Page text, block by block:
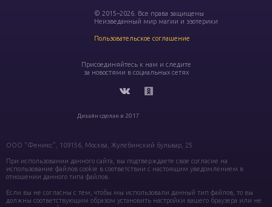
© 2015–2026. Все права защищены
Неизведанный мир магии и эзотерики
Пользовательское соглашение
Присоединяйтесь к нам и следите
за новостями в социальных сетях
Дизайн сделан в 2017
ООО "Феникс", 109156, Москва, Жулебинский бульвар, 25
При использовании данного сайта, вы подтверждаете свое согласие на
использование файлов cookie в соответствии с настоящим уведомлением в
отношении данного типа файлов.
Если вы не согласны с тем, чтобы мы использовали данный тип файлов, то вы
должны соответствующим образом установить настройки вашего браузера или не